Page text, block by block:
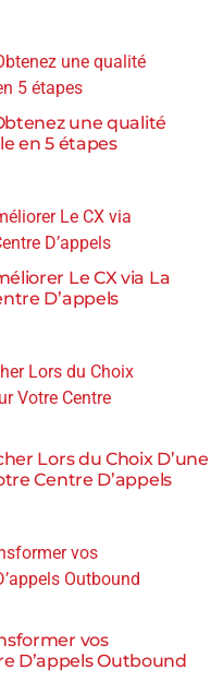
une qualité
en 5 étapes
Le CX via La
D’appels
Lors du Choix D’une
Centre D’appels
vos
D’appels Outbound